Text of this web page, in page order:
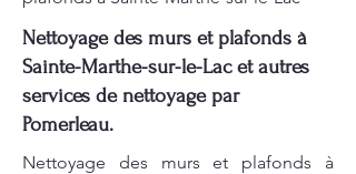
Nettoyage des murs et plafonds à
Sainte-Marthe-sur-le-Lac et autres
services de nettoyage par
Pomerleau.
Nettoyage des murs et plafonds à